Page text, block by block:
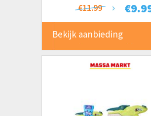
€
€11.99
Bekijk aanbieding